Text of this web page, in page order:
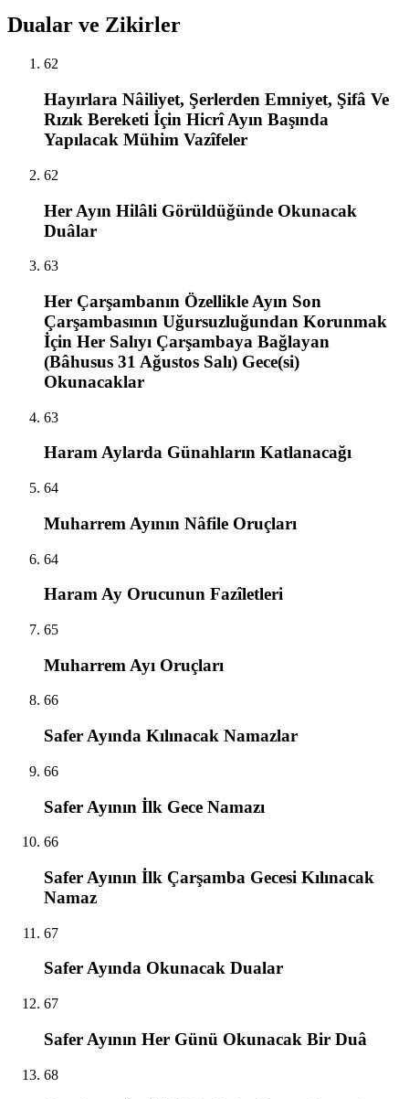
Dualar ve Zikirler
62
Hayırlara Nâiliyet, Şerlerden Emniyet, Şifâ Ve
Rızık Bereketi İçin Hicrî Ayın Başında
Yapılacak Mühim Vazîfeler
62
Her Ayın Hilâli Görüldüğünde Okunacak
Duâlar
63
Her Çarşambanın Özellikle Ayın Son
Çarşambasının Uğursuzluğundan Korunmak
İçin Her Salıyı Çarşambaya Bağlayan
(Bâhusus 31 Ağustos Salı) Gece(si)
Okunacaklar
63
Haram Aylarda Günahların Katlanacağı
64
Muharrem Ayının Nâfile Oruçları
64
Haram Ay Orucunun Fazîletleri
65
Muharrem Ayı Oruçları
66
Safer Ayında Kılınacak Namazlar
66
Safer Ayının İlk Gece Namazı
66
Safer Ayının İlk Çarşamba Gecesi Kılınacak
Namaz
67
Safer Ayında Okunacak Dualar
67
Safer Ayının Her Günü Okunacak Bir Duâ
68